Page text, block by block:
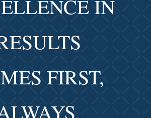
IN
FIRST,